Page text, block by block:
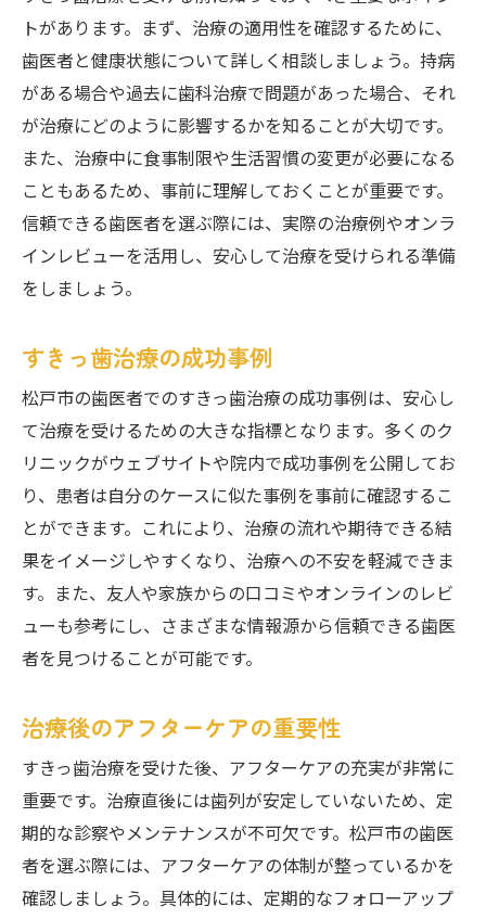
トがあります。まず、治療の適用性を確認するために、
歯医者と健康状態について詳しく相談しましょう。持病
がある場合や過去に歯科治療で問題があった場合、それ
が治療にどのように影響するかを知ることが大切です。
また、治療中に食事制限や生活習慣の変更が必要になる
こともあるため、事前に理解しておくことが重要です。
信頼できる歯医者を選ぶ際には、実際の治療例やオンラ
インレビューを活用し、安心して治療を受けられる準備
をしましょう。
すきっ歯治療の成功事例
松戸市の歯医者でのすきっ歯治療の成功事例は、安心し
て治療を受けるための大きな指標となります。多くのク
リニックがウェブサイトや院内で成功事例を公開してお
り、患者は自分のケースに似た事例を事前に確認するこ
とができます。これにより、治療の流れや期待できる結
果をイメージしやすくなり、治療への不安を軽減できま
す。また、友人や家族からの口コミやオンラインのレビ
ューも参考にし、さまざまな情報源から信頼できる歯医
者を見つけることが可能です。
治療後のアフターケアの重要性
すきっ歯治療を受けた後、アフターケアの充実が非常に
重要です。治療直後には歯列が安定していないため、定
期的な診察やメンテナンスが不可欠です。松戸市の歯医
者を選ぶ際には、アフターケアの体制が整っているかを
確認しましょう。具体的には、定期的なフォローアップ